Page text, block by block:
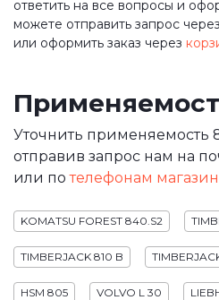
ответить на все вопросы и
можете отправить запрос через
или оформить заказ через
Уточнить применяемость
отправив запрос нам на
или потелефонам
KOMATSU FOREST 840.S2
TIMBERJACK 810 B
HSM 805 VOLVO L 30